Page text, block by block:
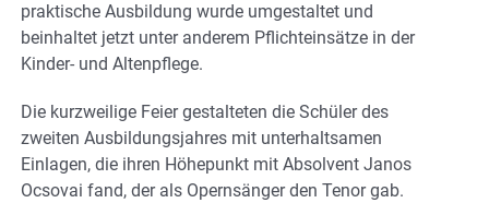
praktische Ausbildung wurde umgestaltet und
beinhaltet jetzt unter anderem Pflichteinsätze in der
Kinder- und Altenpflege.
Die kurzweilige Feier gestalteten die Schüler des
zweiten Ausbildungsjahres mit unterhaltsamen
Einlagen, die ihren Höhepunkt mit Absolvent Janos
Ocsovai fand, der als Opernsänger den Tenor gab.